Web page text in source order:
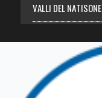
VALLI DEL NATISONE
TRICESIMO
TARCENTO